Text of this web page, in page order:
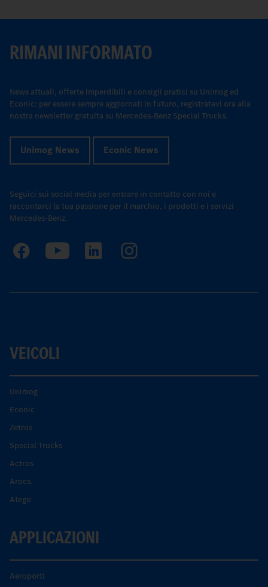
RIMANI INFORMATO
News attuali, offerte imperdibili e consigli pratici su Unimog ed
Econic: per essere sempre aggiornati in futuro, registratevi ora alla
nostra newsletter gratuita su Mercedes-Benz Special Trucks.
Unimog News Econic News
Seguici sui social media per entrare in contatto con noi e
raccontarci la tua passione per il marchio, i prodotti e i servizi
Mercedes-Benz.
VEICOLI
Unimog
Econic
Zetros
Special Trucks
Actros
Arocs.
Atego
APPLICAZIONI
Aeroporti